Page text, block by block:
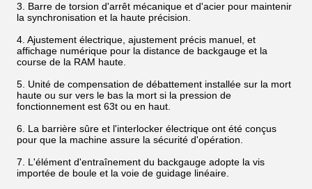
3. Barre de torsion d'arrêt mécanique et d'acier pour maintenir
la synchronisation et la haute précision.
4. Ajustement électrique, ajustement précis manuel, et
affichage numérique pour la distance de backgauge et la
course de la RAM haute.
5. Unité de compensation de débattement installée sur la mort
haute ou sur vers le bas la mort si la pression de
fonctionnement est 63t ou en haut.
6. La barrière sûre et l'interlocker électrique ont été conçus
pour que la machine assure la sécurité d'opération.
7. L'élément d'entraînement du backgauge adopte la vis
importée de boule et la voie de guidage linéaire.